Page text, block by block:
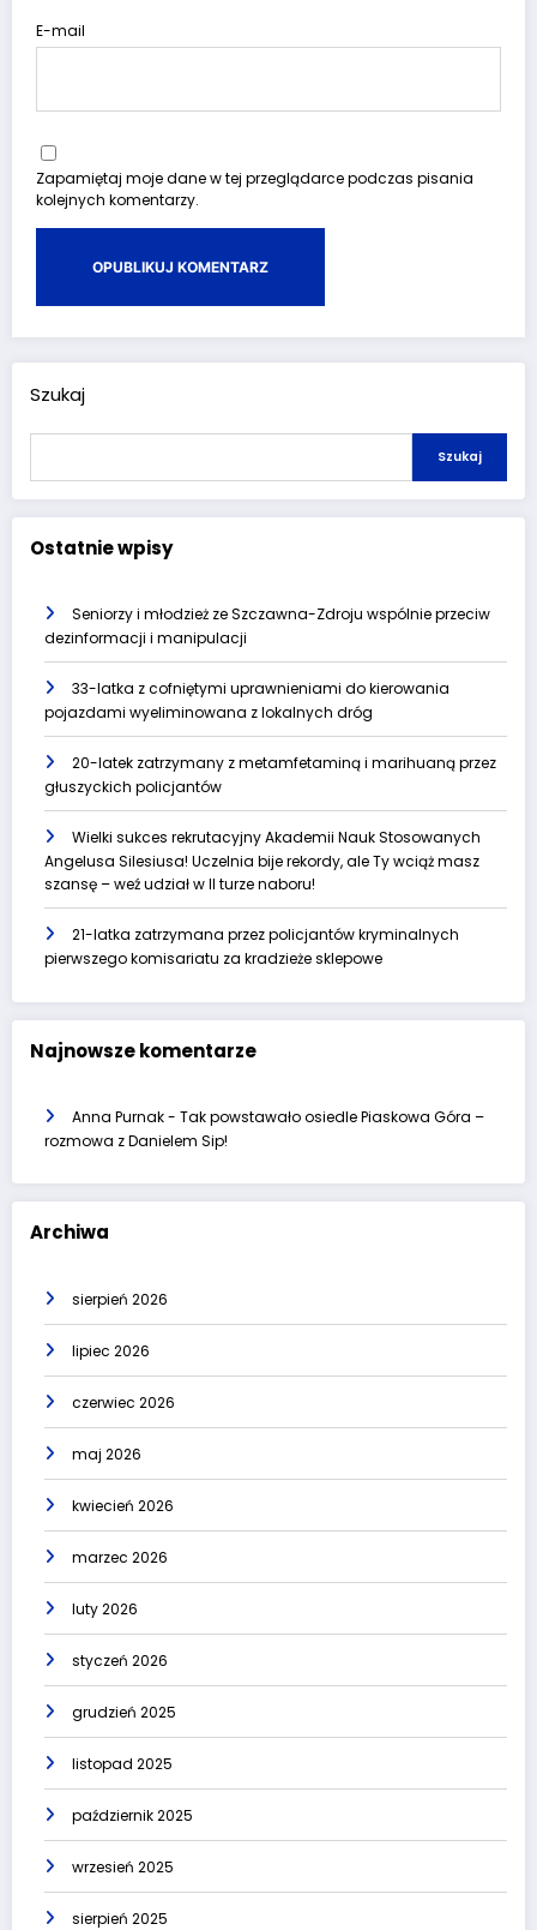
E-mail
Zapamiętaj moje dane w tej przeglądarce podczas pisania
kolejnych komentarzy.
Szukaj
Szukaj
Ostatnie wpisy
Seniorzy i młodzież ze Szczawna-Zdroju wspólnie przeciw
dezinformacji i manipulacji
33-latka z cofniętymi uprawnieniami do kierowania
pojazdami wyeliminowana z lokalnych dróg
20-latek zatrzymany z metamfetaminą i marihuaną przez
głuszyckich policjantów
Wielki sukces rekrutacyjny Akademii Nauk Stosowanych
Angelusa Silesiusa! Uczelnia bije rekordy, ale Ty wciąż masz
szansę – weź udział w II turze naboru!
21-latka zatrzymana przez policjantów kryminalnych
pierwszego komisariatu za kradzieże sklepowe
Najnowsze komentarze
Anna Purnak- Tak powstawało osiedle Piaskowa Góra –
rozmowa z Danielem Sip!
Archiwa
sierpień 2026
lipiec 2026
czerwiec 2026
maj 2026
kwiecień 2026
marzec 2026
luty 2026
styczeń 2026
grudzień 2025
listopad 2025
październik 2025
wrzesień 2025
sierpień 2025